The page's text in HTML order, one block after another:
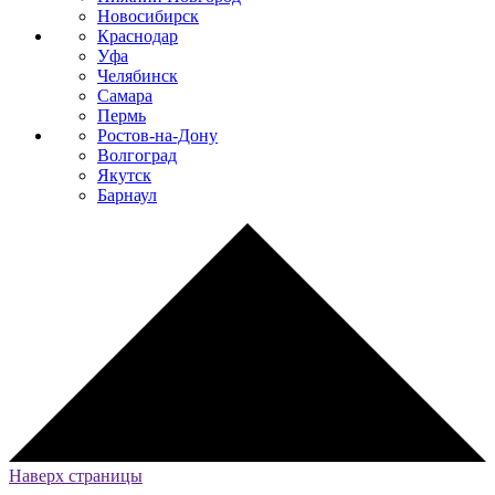
Новосибирск
Краснодар
Уфа
Челябинск
Самара
Пермь
Ростов-на-Дону
Волгоград
Якутск
Барнаул
Наверх страницы